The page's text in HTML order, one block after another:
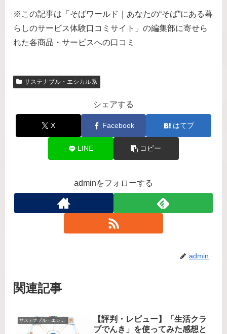
※この記事は「そばワールド｜あなたの“そば”にある暮
らしのサービス体験口コミサイト」の編集部に寄せら
れた各商品・サービスへの口コミ
サステナブル・エシカル系
シェアする
X Facebook はてブ
LINE コピー
adminをフォローする
admin
関連記事
【評判・レビュー】「生活クラ
ブでんき」を使ってみた感想と